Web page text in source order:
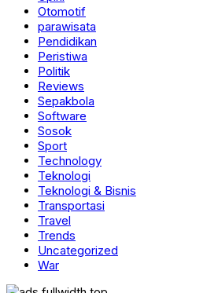
Otomotif
parawisata
Pendidikan
Peristiwa
Politik
Reviews
Sepakbola
Software
Sosok
Sport
Technology
Teknologi
Teknologi & Bisnis
Transportasi
Travel
Trends
Uncategorized
War